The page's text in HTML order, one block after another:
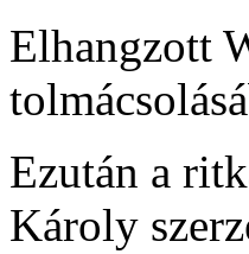
Elhangzott
Ezután a
Károly